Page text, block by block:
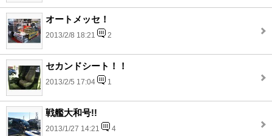
オートメッセ！
2013/2/8 18:21 2
セカンドシート！！
2013/2/5 17:04 1
戦艦大和号!!
2013/1/27 14:21 4